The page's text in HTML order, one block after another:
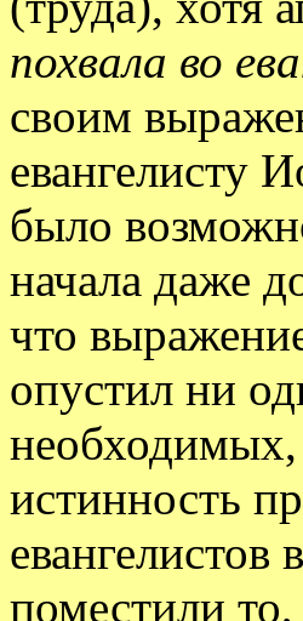
похвала во
своим
евангелисту
было
начала даже
что
опустил ни
необходимых,
истинность
евангелистов
поместили то,